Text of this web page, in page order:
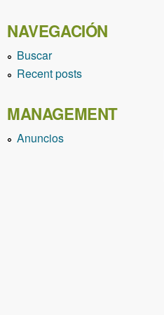
NAVEGACIÓN
Buscar
Recent posts
MANAGEMENT
Anuncios